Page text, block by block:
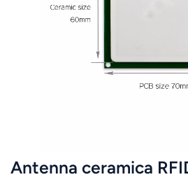
Antenna ceramica